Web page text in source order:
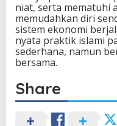
niat, serta mematuhi
memudahkan diri
sistem ekonomi
nyata praktik islami
sederhana, namun
bersama.
Share